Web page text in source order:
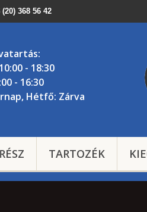
368 56 42
- 18:30
- 16:30
Hétfő: Zárva
TARTOZÉK